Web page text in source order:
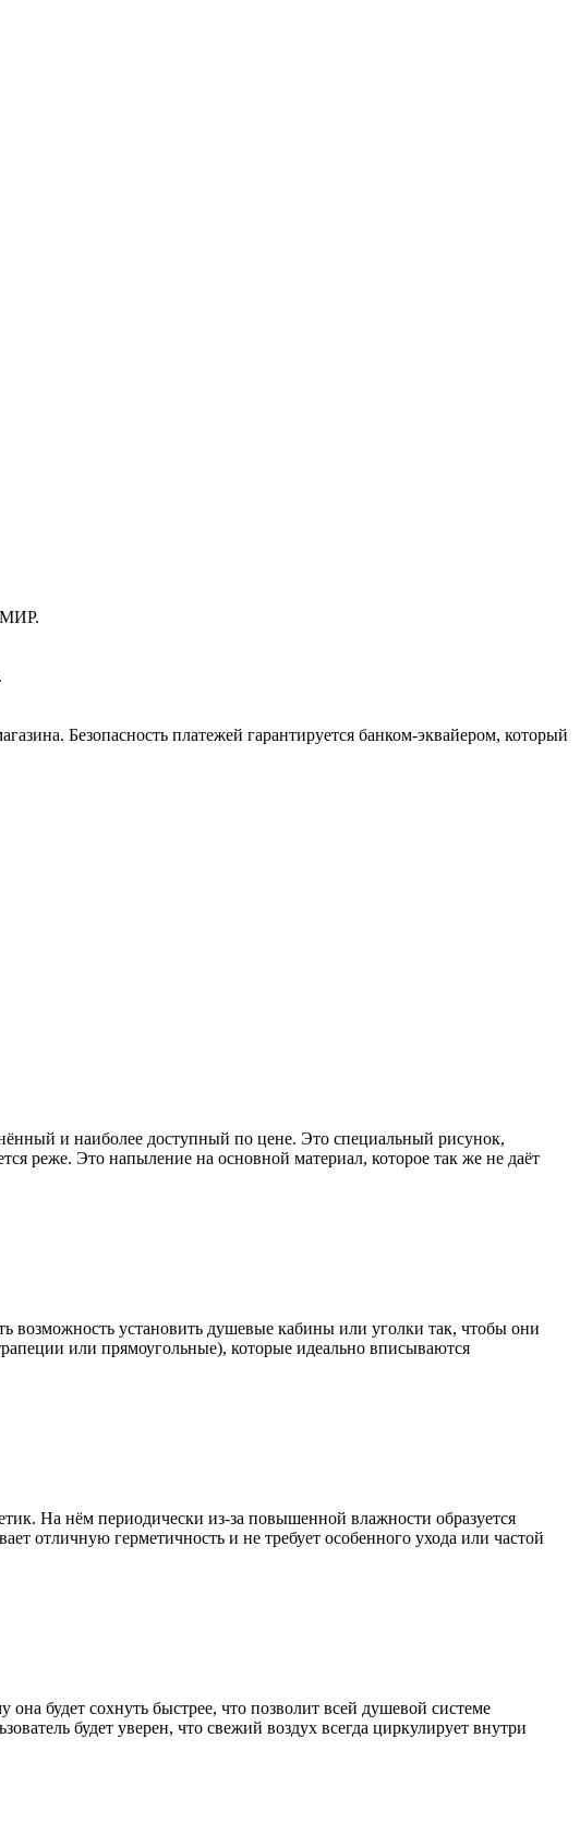
МИР.
Безопасность платежей гарантируется банком-эквайером, который
и наиболее доступный по цене. Это специальный рисунок,
реже. Это напыление на основной материал, которое так же не даёт
возможность установить душевые кабины или уголки так, чтобы они
или прямоугольные), которые идеально вписываются
На нём периодически из-за повышенной влажности образуется
отличную герметичность и не требует особенного ухода или частой
будет сохнуть быстрее, что позволит всей душевой системе
будет уверен, что свежий воздух всегда циркулирует внутри